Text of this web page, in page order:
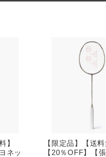
】
ネッ
【限定品】【送料
【20％OFF】【